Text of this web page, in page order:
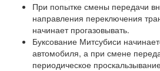
При попытке смены передачи
направления переключения
начинает прогазовывать.
Буксование Митсубиси
автомобиля, а при смене
периодическое